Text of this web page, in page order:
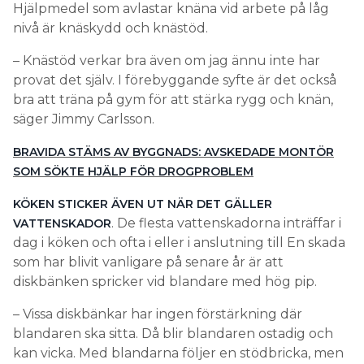
Hjälpmedel som avlastar knäna vid arbete på låg
nivå är knäskydd och knästöd.
– Knästöd verkar bra även om jag ännu inte har
provat det själv. I förebyggande syfte är det också
bra att träna på gym för att stärka rygg och knän,
säger Jimmy Carlsson.
BRAVIDA STÄMS AV BYGGNADS: AVSKEDADE MONTÖR
SOM SÖKTE HJÄLP FÖR DROGPROBLEM
KÖKEN STICKER ÄVEN UT NÄR DET GÄLLER
VATTENSKADOR. De flesta vattenskadorna inträffar i
dag i köken och ofta i eller i anslutning till En skada
som har blivit vanligare på senare år är att
diskbänken spricker vid blandare med hög pip.
– Vissa diskbänkar har ingen förstärkning där
blandaren ska sitta. Då blir blandaren ostadig och
kan vicka. Med blandarna följer en stödbricka, men